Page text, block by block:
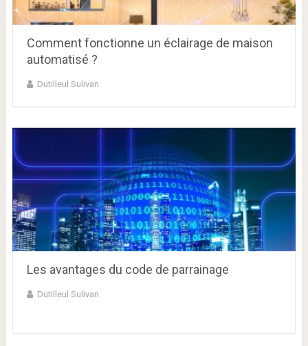
Comment fonctionne un éclairage de maison
automatisé ?
Dutilleul Sulivan
Les avantages du code de parrainage
Dutilleul Sulivan